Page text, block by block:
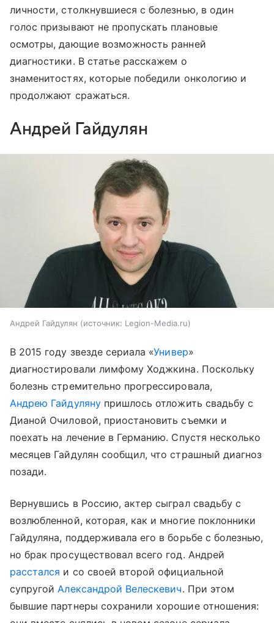
личности, столкнувшиеся с болезнью, в один
голос призывают не пропускать плановые
осмотры, дающие возможность ранней
диагностики. В статье расскажем о
знаменитостях, которые победили онкологию и
продолжают сражаться.
Андрей Гайдулян
Андрей Гайдулян источник: Legion-Media.ru
В 2015 году звезде сериала «Универ»
диагностировали лимфому Ходжкина. Поскольку
болезнь стремительно прогрессировала,
Андрею Гайдулянупришлось отложить свадьбу с
Дианой Очиловой, приостановить съемки и
поехать на лечение в Германию. Спустя несколько
месяцев Гайдулян сообщил, что страшный диагноз
позади.
Вернувшись в Россию, актер сыграл свадьбу с
возлюбленной, которая, как и многие поклонники
Гайдуляна, поддерживала его в борьбе с болезнью,
но брак просуществовал всего год. Андрей
расстался и со своей второй официальной
супругойАлександрой Велескевич. При этом
бывшие партнеры сохранили хорошие отношения: